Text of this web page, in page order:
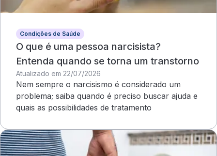
Condições de Saúde
O que é uma pessoa narcisista?
Entenda quando se torna um transtorno
Atualizado em 22/07/2026
Nem sempre o narcisismo é considerado um
problema; saiba quando é preciso buscar ajuda e
quais as possibilidades de tratamento